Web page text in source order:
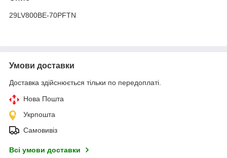
29LV800BE-70PFTN
Умови доставки
Доставка здійснюється тільки по передоплаті.
Нова Пошта
Укрпошта
Самовивіз
Всі умови доставки